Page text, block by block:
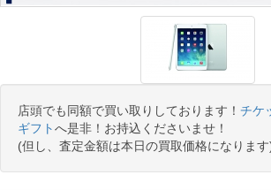
店頭でも同額で買い取りしております！ チケ
ギフトへ是非！お持込くださいませ！
(但し、査定金額は本日の買取価格になります)